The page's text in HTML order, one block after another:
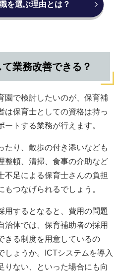
を選ぶ理由とは？
業務改善できる？
園で検討したいのが、保育補
は保育士としての資格は持っ
トする業務が行えます。
たり、散歩の付き添いなども
整頓、清掃、食事の介助など
不足による保育士さんの負担
つなげられるでしょう。
用するとなると、費用の問題
治体では、保育補助者の採用
きる制度を用意しているの
しょうか。ICTシステムを導入
りない、といった場合にも向